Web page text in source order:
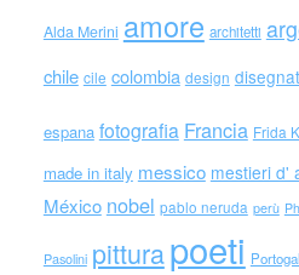
Alda Merini amore architetti
chile cile colombia design
espana fotografia Francia Frida
made in italy messico mestieri d'
México nobel pablo neruda perù
Pasolini pitturapoeti